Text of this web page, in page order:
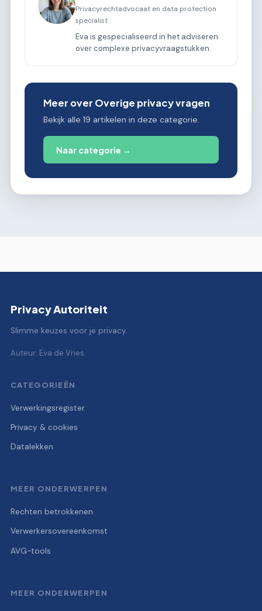
Privacyrechtadvocaat en data protection
specialist
Eva is gespecialiseerd in het adviseren
over complexe privacyvraagstukken.
Meer over Overige privacy vragen
Bekijk alle 19 artikelen in deze categorie.
Naar categorie →
Privacy Autoriteit
Slimme keuzes voor je privacy.
Auteur: Eva de Vries
CATEGORIEËN
Verwerkingsregister
Privacy & cookies
Datalekken
MEER ONDERWERPEN
Rechten betrokkenen
Verwerkersovereenkomst
AVG-tools
MEER ONDERWERPEN